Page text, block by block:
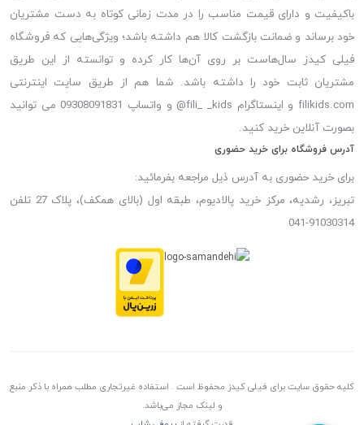
باکیفیت و دارای قیمت مناسب را در مدت زمانی کوتاه به دست مشتریان
خود برساند و ضمانت بازگشت کالا هم داشته باشد؛ ویژگی‌هایی که فروشگاه
فیلی کیدز سال‌هاست بر روی آن‌ها کار کرده و توانسته از این طریق
مشتریان ثابت خود را داشته باشد. شما هم از طریق سایت اینترنتی
filikids.com و اینستاگرام fili_ _kids@ و واتساپ 09308091831 می توانید
بصورت آنلاین خرید کنید.
آدرس فروشگاه برای خرید حضوری
برای خرید حضوری به آدرس ذیل مراجعه بفرمائید:
تبریز، رشدیه، مرکز خرید پالادیوم، طبقه اول (بالای همکف)، پلاک 27 تلفن
91030314-041
کلیه حقوق سایت برای فیلی کیدز محفوظ است . استفاده غیرتجاری مطلب همراه با ذکر منبع
و لینک مجاز می‌باشد.